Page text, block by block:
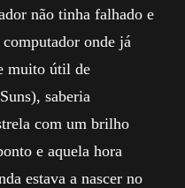
não tinha falhado e
onde já
muito útil de
saberia
com um brilho
e aquela hora
estava a nascer no